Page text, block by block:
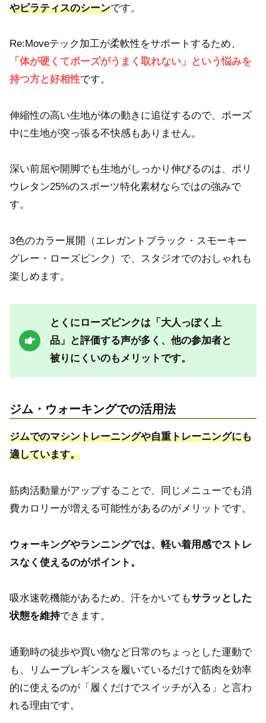
やピラティスのシーンです。
Re:Moveテック加工が柔軟性をサポートするため、
「体が硬くてポーズがうまく取れない」という悩みを
持つ方と好相性です。
伸縮性の高い生地が体の動きに追従するので、ポーズ
中に生地が突っ張る不快感もありません。
深い前屈や開脚でも生地がしっかり伸びるのは、ポリ
ウレタン25%のスポーツ特化素材ならではの強みで
す。
3色のカラー展開（エレガントブラック・スモーキー
グレー・ローズピンク）で、スタジオでのおしゃれも
楽しめます。
とくにローズピンクは「大人っぽく上
品」と評価する声が多く、他の参加者と
被りにくいのもメリットです。
ジム・ウォーキングでの活用法
ジムでのマシントレーニングや自重トレーニングにも
適しています。
筋肉活動量がアップすることで、同じメニューでも消
費カロリーが増える可能性があるのがメリットです。
ウォーキングやランニングでは、軽い着用感でストレ
スなく使えるのがポイント。
吸水速乾機能があるため、汗をかいてもサラッとした
状態を維持できます。
通勤時の徒歩や買い物など日常のちょっとした運動で
も、リムーブレギンスを履いているだけで筋肉を効率
的に使えるのが「履くだけでスイッチが入る」と言わ
れる理由です。